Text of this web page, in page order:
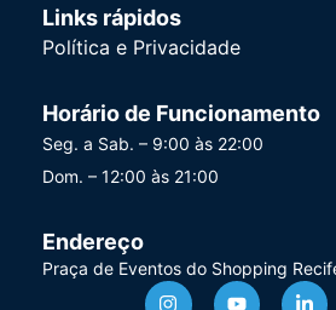
Links rápidos
Política e Privacidade
Horário de Funcionamento
Seg. a Sab. – 9:00 às 22:00
Dom. – 12:00 às 21:00
Endereço
Praça de Eventos do Shopping